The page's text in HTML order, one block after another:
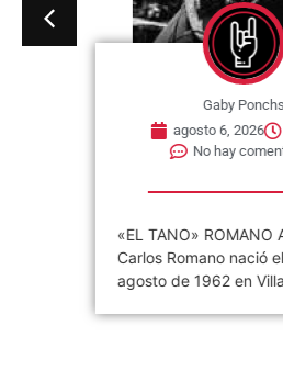
Gaby Ponchs
agosto 6, 2026
3:37 pm
No hay comentarios
«EL TANO» ROMANO Antonio
Carlos Romano nació el 06 de
agosto de 1962 en Villa...